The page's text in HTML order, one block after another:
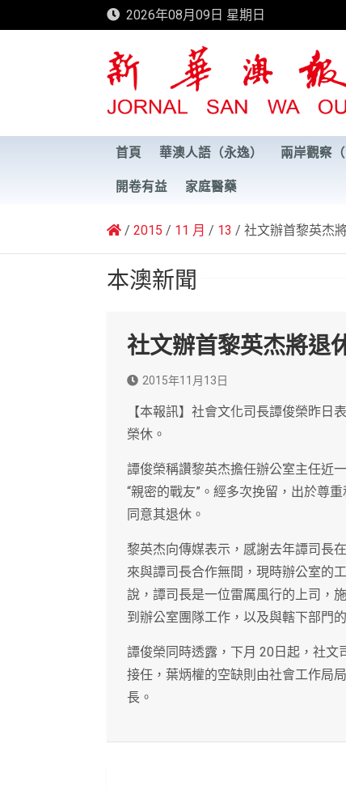
to
2026年08月09日 星期日
新華澳報
首頁 華澳人語（永逸） 兩岸觀察（
開卷有益 家庭醫藥
2015 11 月 13 社文辦首黎英杰
本澳新聞
社文辦首黎英杰將退
2015年11月13日
【本報訊】社會文化司長譚俊榮昨
榮休。
譚俊榮稱讚黎英杰擔任辦公室主任近
“親密的戰友”。經多次挽留，出於尊
同意其退休。
黎英杰向傳媒表示，感謝去年譚司長
來與譚司長合作無間，現時辦公室的
說，譚司長是一位雷厲風行的上司，
到辦公室團隊工作，以及與轄下部門
譚俊榮同時透露，下月 20日起，社
接任，葉炳權的空缺則由社會工作局
長。